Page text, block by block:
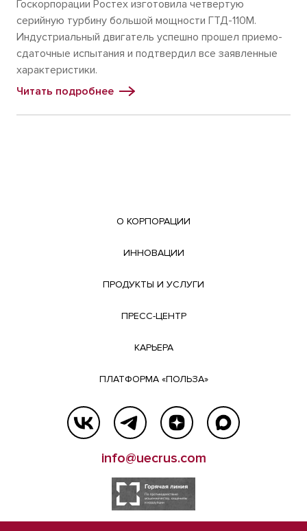
Госкорпорации Ростех изготовила четвертую
серийную турбину большой мощности ГТД-110М.
Индустриальный двигатель успешно прошел приемо-
сдаточные испытания и подтвердил все заявленные
характеристики.
Читать подробнее
О КОРПОРАЦИИ
ИННОВАЦИИ
ПРОДУКТЫ И УСЛУГИ
ПРЕСС-ЦЕНТР
КАРЬЕРА
ПЛАТФОРМА «ПОЛЬЗА»
info@uecrus.com